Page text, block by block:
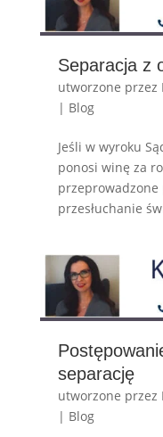
Separacja z
utworzone przez
| Blog
Jeśli w wyroku
ponosi winę za
przesłuchanie
separację
utworzone przez
| Blog